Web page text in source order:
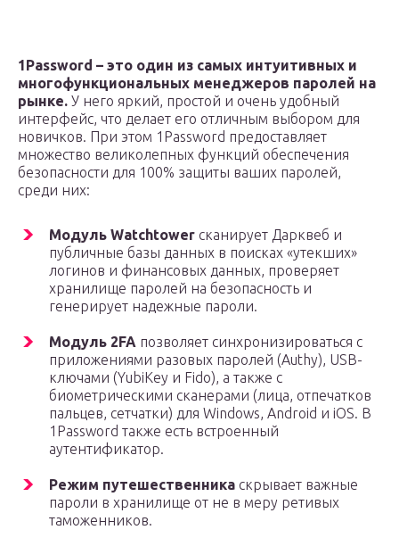
1Password – это один из самых интуитивных и
многофункциональных менеджеров паролей на
рынке. У него яркий, простой и очень удобный
интерфейс, что делает его отличным выбором для
новичков. При этом 1Password предоставляет
множество великолепных функций обеспечения
безопасности для 100% защиты ваших паролей,
среди них:
Модуль Watchtower сканирует Дарквеб и
публичные базы данных в поисках «утекших»
логинов и финансовых данных, проверяет
хранилище паролей на безопасность и
генерирует надежные пароли.
Модуль 2FA позволяет синхронизироваться с
приложениями разовых паролей (Authy), USB-
ключами (YubiKey и Fido), а также с
биометрическими сканерами (лица, отпечатков
пальцев, сетчатки) для Windows, Android и iOS. В
1Password также есть встроенный
аутентификатор.
Режим путешественника скрывает важные
пароли в хранилище от не в меру ретивых
таможенников.